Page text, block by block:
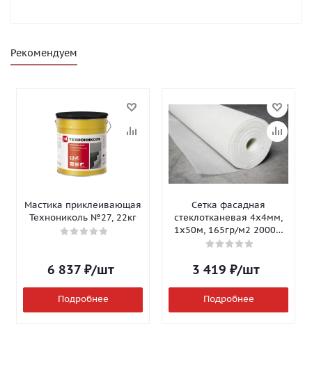
Рекомендуем
Мастика приклеивающая
Технониколь №27, 22кг
6 837₽/шт
Подробнее
Сетка фасадная
стеклотканевая 4х4мм,
1х50м, 165гр/м2 2000Н
Isomax-165
3 419 ₽/шт
Подробнее